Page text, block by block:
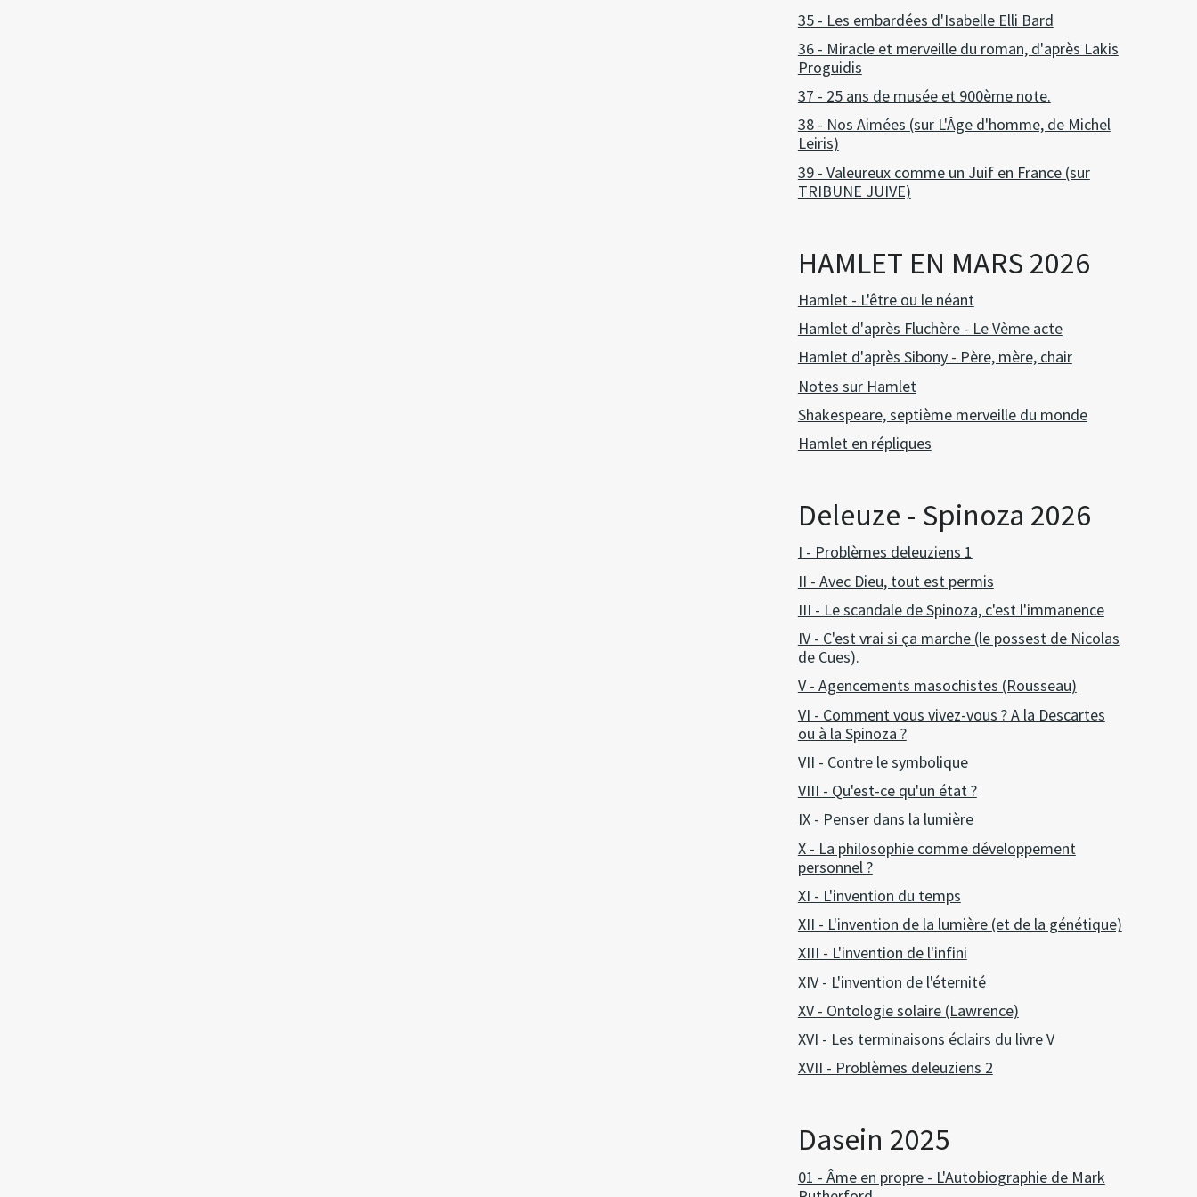
35 - Les embardées d'Isabelle Elli Bard
36 - Miracle et merveille du roman, d'après Lakis
Proguidis
37 - 25 ans de musée et 900ème note.
38 - Nos Aimées (sur L'Âge d'homme, de Michel
Leiris)
39 - Valeureux comme un Juif en France (sur
TRIBUNE JUIVE)
HAMLET EN MARS 2026
Hamlet - L'être ou le néant
Hamlet d'après Fluchère - Le Vème acte
Hamlet d'après Sibony - Père, mère, chair
Notes sur Hamlet
Shakespeare, septième merveille du monde
Hamlet en répliques
Deleuze - Spinoza 2026
I - Problèmes deleuziens 1
II - Avec Dieu, tout est permis
III - Le scandale de Spinoza, c'est l'immanence
IV - C'est vrai si ça marche (le possest de Nicolas
de Cues).
V - Agencements masochistes (Rousseau)
VI - Comment vous vivez-vous ? A la Descartes
ou à la Spinoza ?
VII - Contre le symbolique
VIII - Qu'est-ce qu'un état ?
IX - Penser dans la lumière
X - La philosophie comme développement
personnel ?
XI - L'invention du temps
XII - L'invention de la lumière (et de la génétique)
XIII - L'invention de l'infini
XIV - L'invention de l'éternité
XV - Ontologie solaire (Lawrence)
XVI - Les terminaisons éclairs du livre V
XVII - Problèmes deleuziens 2
Dasein 2025
01 - Âme en propre - L'Autobiographie de Mark